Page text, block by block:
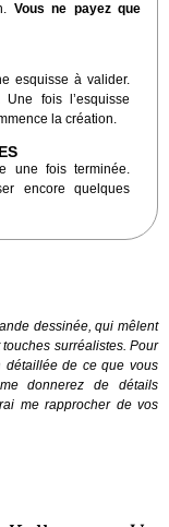
Vous ne payez que
esquisse à valider.
Une fois l’esquisse
la création.
une fois terminée.
encore quelques
dessinée, qui mêlent
surréalistes. Pour
détaillée de ce que vous
donnerez de détails
me rapprocher de vos